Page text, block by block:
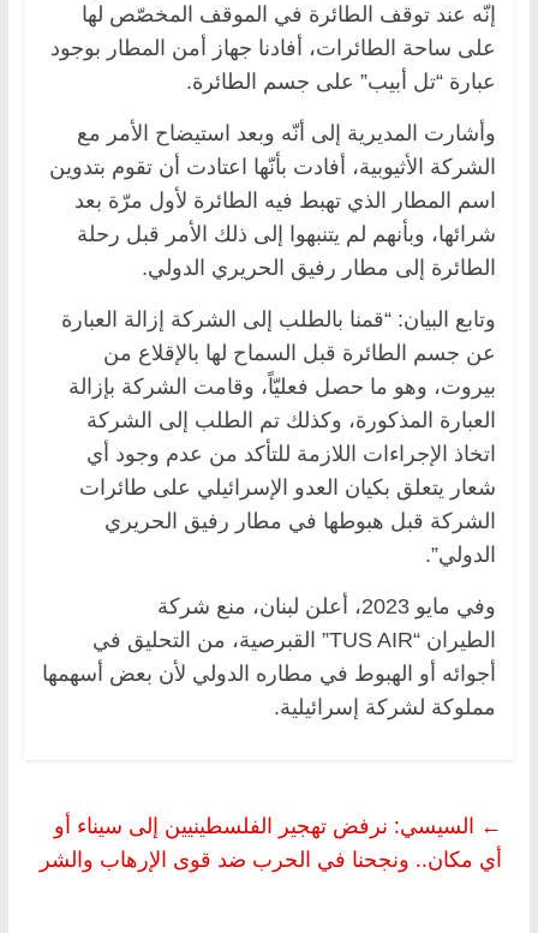
إنّه عند توقف الطائرة في الموقف المخصّص لها
على ساحة الطائرات، أفادنا جهاز أمن المطار بوجود
عبارة “تل أبيب” على جسم الطائرة.
وأشارت المديرية إلى أنّه وبعد استيضاح الأمر مع
الشركة الأثيوبية، أفادت بأنّها اعتادت أن تقوم بتدوين
اسم المطار الذي تهبط فيه الطائرة لأول مرّة بعد
شرائها، وبأنهم لم يتنبهوا إلى ذلك الأمر قبل رحلة
الطائرة إلى مطار رفيق الحريري الدولي.
وتابع البيان: “قمنا بالطلب إلى الشركة إزالة العبارة
عن جسم الطائرة قبل السماح لها بالإقلاع من
بيروت، وهو ما حصل فعليّاً، وقامت الشركة بإزالة
العبارة المذكورة، وكذلك تم الطلب إلى الشركة
اتخاذ الإجراءات اللازمة للتأكد من عدم وجود أي
شعار يتعلق بكيان العدو الإسرائيلي على طائرات
الشركة قبل هبوطها في مطار رفيق الحريري
الدولي”.
وفي مايو 2023، أعلن لبنان، منع شركة
الطيران “TUS AIR” القبرصية، من التحليق في
أجوائه أو الهبوط في مطاره الدولي لأن بعض أسهمها
مملوكة لشركة إسرائيلية.
← السيسي: نرفض تهجير الفلسطينيين إلى سيناء أو
أي مكان.. ونجحنا في الحرب ضد قوى الإرهاب والشر